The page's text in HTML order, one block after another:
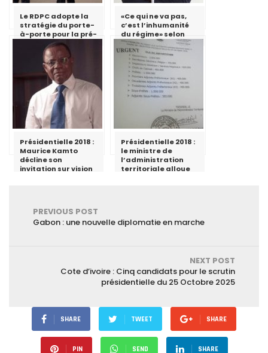
Le RDPC adopte la
stratégie du porte-
à-porte pour la pré-
campagne
électorale dans la
région de
l’Adamaoua
«Ce qui ne va pas,
c’est l’inhumanité
du régime» selon
Cabral Libii
Présidentielle 2018 :
Maurice Kamto
décline son
invitation sur vision
Présidentielle 2018 :
le ministre de
l’administration
territoriale alloue
PREVIOUS POST
Gabon : une nouvelle diplomatie en marche
NEXT POST
Cote d’ivoire : Cinq candidats pour le scrutin
présidentielle du 25 Octobre 2025
SHARE TWEET SHARE
PIN SEND SHARE